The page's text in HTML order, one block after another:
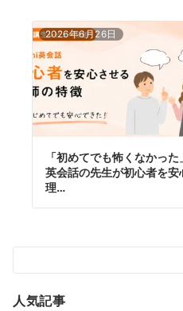
2026年6月26日
「初めてでも怖くなかっ
英会話の先生が初心者を安
理…
人気記事